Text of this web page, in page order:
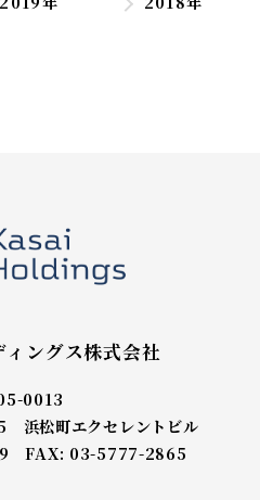
ィングス株式会社
0013
浜松町エクセレントビル
FAX: 03-5777-2865